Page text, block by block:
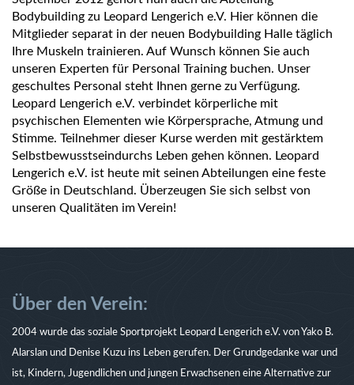
Bodybuilding zu Leopard Lengerich e.V. Hier können die
Mitglieder separat in der neuen Bodybuilding Halle täglich
Ihre Muskeln trainieren. Auf Wunsch können Sie auch
unseren Experten für Personal Training buchen. Unser
geschultes Personal steht Ihnen gerne zu Verfügung.
Leopard Lengerich e.V. verbindet körperliche mit
psychischen Elementen wie Körpersprache, Atmung und
Stimme. Teilnehmer dieser Kurse werden mit gestärktem
Selbstbewusstseindurchs Leben gehen können. Leopard
Lengerich e.V. ist heute mit seinen Abteilungen eine feste
Größe in Deutschland. Überzeugen Sie sich selbst von
unseren Qualitäten im Verein!
Über den Verein:
2004 wurde das soziale Sportprojekt Leopard Lengerich e.V. von Yako B.
Alarslan und Denise Kuzu ins Leben gerufen. Der Grundgedanke war und
ist, Kindern, Jugendlichen und jungen Erwachsenen eine Alternative zur